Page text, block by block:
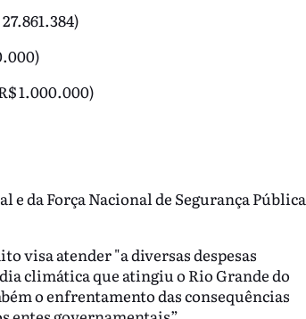
1.000.000)
e da Força Nacional de Segurança Pública
visa atender "a diversas despesas
climática que atingiu o Rio Grande do
o enfrentamento das consequências